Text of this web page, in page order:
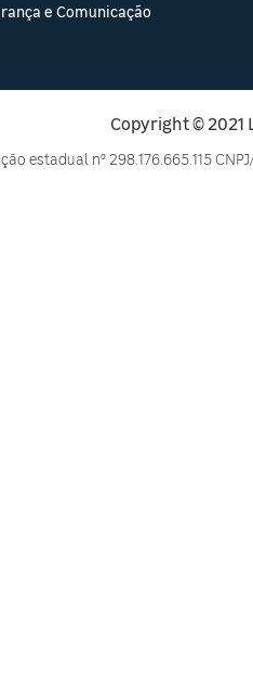
e Comunicação
Copyright © 2021
estadual nº 298.176.665.115